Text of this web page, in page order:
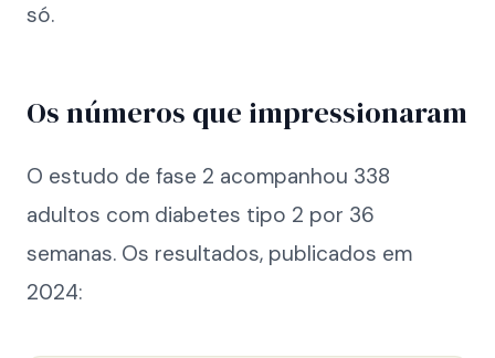
só.
Os números que impressionaram
O estudo de fase 2 acompanhou 338
adultos com diabetes tipo 2 por 36
semanas. Os resultados, publicados em
2024: